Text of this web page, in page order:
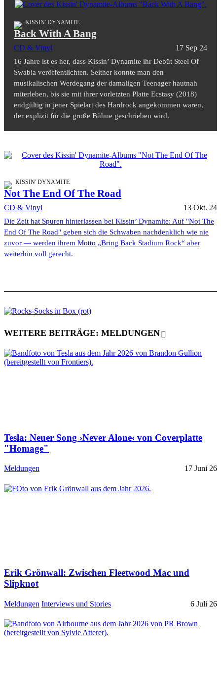
KISSIN' DYNAMITE
Back With A Bang
CD & Vinyl 17 Sep 24
16 Jahre ist es her, dass Kissin’ Dynamite ihr Debüt Steel Of
Swabia veröffentlichten. Seither konnte man den
musikalischen Werdegang der damaligen Teenager hautnah
miterleben, bis sie mit ihrer vorletzten Platte Ecstasy (2018)
endgültig in jener Spielart des Hardrock angekommen waren,
der explizit für die große Bühne geschrieben wird.
KISSIN' DYNAMITE
Not The End Of The Road
CD & Vinyl 13 Okt. 24
Die Zeit hat Spuren hinterlassen bei Kissin’ Dynamite: Auf "Not The
End Of The Road" geben sich die Schwaben nachdenklich wie nie
zuvor — werden ihrem Motto „Bring Back Stadium Rock“ aber
weiterhin voll gerecht.
WEITERE BEITRÄGE: MELDUNGEN
Tesla: Neuer Song ›Never Alone‹ von Coverplatte
"Homage"
Meldungen 17 Juni 26
Erik Grönwall: Zwischen Fleetwood Mac und
Slipknot
Meldungen Interviews und Stories 6 Juli 26